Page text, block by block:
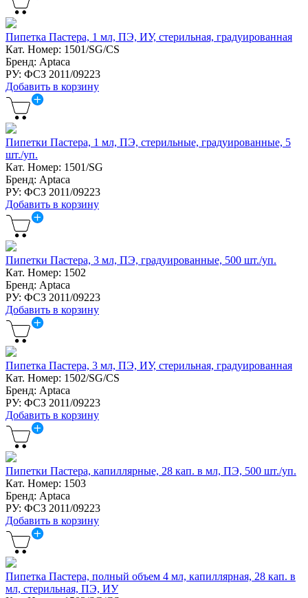
Пипетка Пастера, 1 мл, ПЭ, ИУ, стерильная, градуированная
Кат. Номер: 1501/SG/CS
Бренд: Aptaca
РУ: ФСЗ 2011/09223
Добавить в корзину
Пипетки Пастера, 1 мл, ПЭ, стерильные, градуированные, 5
шт./уп.
Кат. Номер: 1501/SG
Бренд: Aptaca
РУ: ФСЗ 2011/09223
Добавить в корзину
Пипетки Пастера, 3 мл, ПЭ, градуированные, 500 шт./уп.
Кат. Номер: 1502
Бренд: Aptaca
РУ: ФСЗ 2011/09223
Добавить в корзину
Пипетка Пастера, 3 мл, ПЭ, ИУ, стерильная, градуированная
Кат. Номер: 1502/SG/CS
Бренд: Aptaca
РУ: ФСЗ 2011/09223
Добавить в корзину
Пипетки Пастера, капиллярные, 28 кап. в мл, ПЭ, 500 шт./уп.
Кат. Номер: 1503
Бренд: Aptaca
РУ: ФСЗ 2011/09223
Добавить в корзину
Пипетка Пастера, полный объем 4 мл, капиллярная, 28 кап. в
мл, стерильная, ПЭ, ИУ